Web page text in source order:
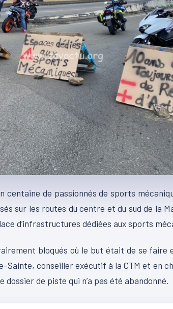
centaine de passionnés de sports
sur les routes du centre et du sud de la
d’infrastructures dédiées aux sports
bloqués où le but était de se faire
Sainte, conseiller exécutif à la CTM et en
de piste qui n’a pas été abandonné.